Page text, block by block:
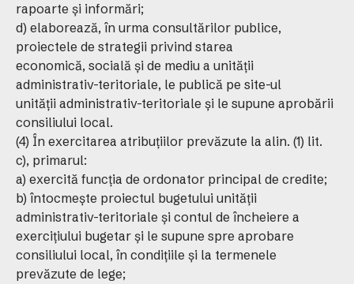
rapoarte şi informări;
d) elaborează, în urma consultărilor publice,
proiectele de strategii privind starea
economică, socială şi de mediu a unităţii
administrativ-teritoriale, le publică pe site-ul
unităţii administrativ-teritoriale şi le supune aprobării
consiliului local.
(4) În exercitarea atribuţiilor prevăzute la alin. (1) lit.
c), primarul:
a) exercită funcţia de ordonator principal de credite;
b) întocmeşte proiectul bugetului unităţii
administrativ-teritoriale şi contul de încheiere a
exerciţiului bugetar şi le supune spre aprobare
consiliului local, în condiţiile şi la termenele
prevăzute de lege;